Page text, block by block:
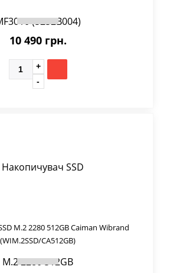
10 490 грн.
M.2 2280 512GB Caiman Wibrand
(WIM.2SSD/CA512GB)